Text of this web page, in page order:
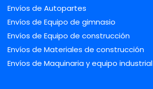
Envíos de Autopartes
Envíos de Equipo de gimnasio
Envíos de Equipo de construcción
Envíos de Materiales de construcción
Envíos de Maquinaria y equipo industrial